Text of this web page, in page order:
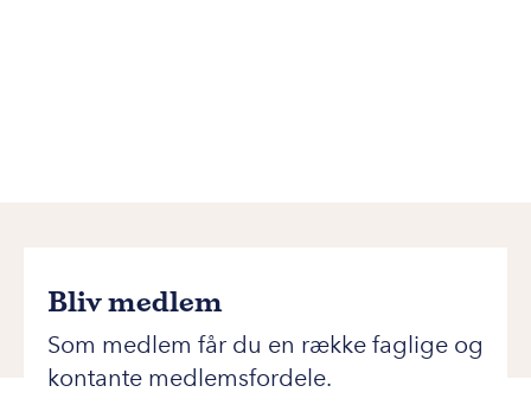
Bliv medlem
Som medlem får du en række faglige og
kontante medlemsfordele.